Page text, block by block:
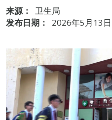
来源：
卫生局
发布日期：
2026年5月13